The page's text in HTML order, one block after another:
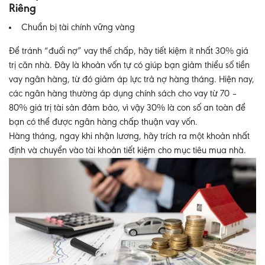
Riêng
Chuẩn bị tài chính vững vàng
Để tránh “đuối nợ” vay thế chấp, hãy tiết kiệm ít nhất 30% giá
trị căn nhà. Đây là khoản vốn tự có giúp bạn giảm thiểu số tiền
vay ngân hàng, từ đó giảm áp lực trả nợ hàng tháng. Hiện nay,
các ngân hàng thường áp dụng chính sách cho vay từ 70 –
80% giá trị tài sản đảm bảo, vì vậy 30% là con số an toàn để
bạn có thể được ngân hàng chấp thuận vay vốn.
Hàng tháng, ngay khi nhận lương, hãy trích ra một khoản nhất
định và chuyển vào tài khoản tiết kiệm cho mục tiêu mua nhà.